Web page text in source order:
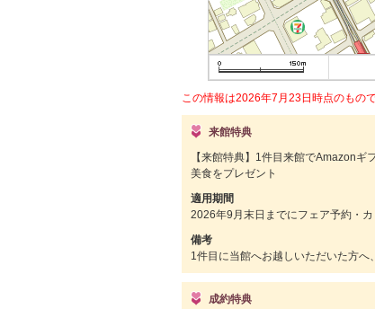
この情報は2026年7月23日時点のもので
来館特典
【来館特典】1件目来館でAmazon
美食をプレゼント
適用期間
2026年9月末日までにフェア予約・
備考
1件目に当館へお越しいただいた方
成約特典